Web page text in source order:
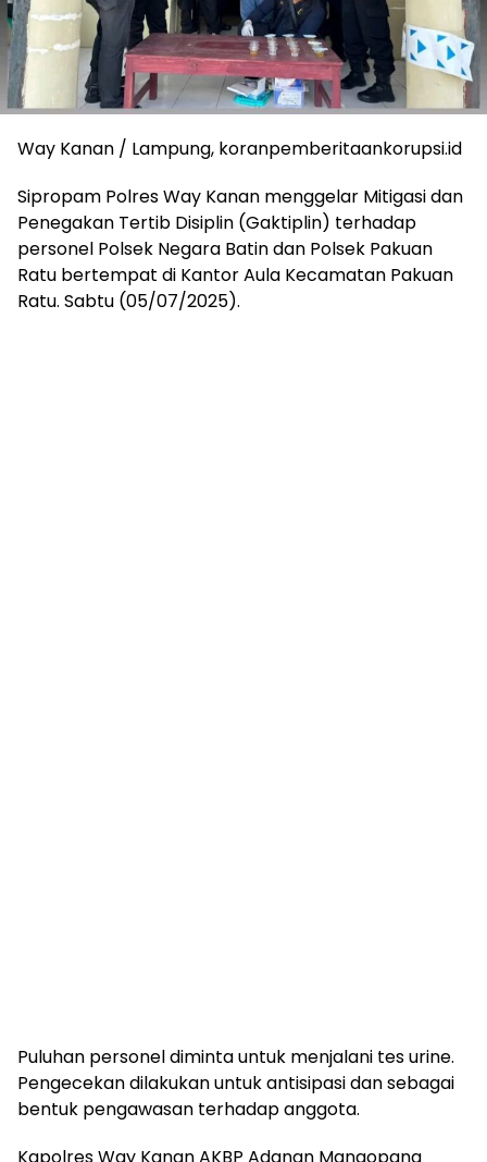
Way Kanan / Lampung, koranpemberitaankorupsi.id
Sipropam Polres Way Kanan menggelar Mitigasi dan
Penegakan Tertib Disiplin (Gaktiplin) terhadap
personel Polsek Negara Batin dan Polsek Pakuan
Ratu bertempat di Kantor Aula Kecamatan Pakuan
Ratu. Sabtu (05/07/2025).
Puluhan personel diminta untuk menjalani tes urine.
Pengecekan dilakukan untuk antisipasi dan sebagai
bentuk pengawasan terhadap anggota.